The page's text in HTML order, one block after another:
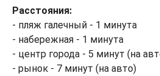
Расстояния:
- пляж галечный - 1 минута
- набережная - 1 минута
- центр города - 5 минут (на
- рынок - 7 минут (на авто)